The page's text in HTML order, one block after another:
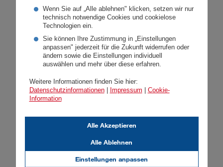
Wenn Sie auf „Alle ablehnen" klicken, setzen wir nur
technisch notwendige Cookies und cookielose
Technologien ein.
Sie können Ihre Zustimmung in „Einstellungen
anpassen" jederzeit für die Zukunft widerrufen oder
ändern sowie die Einstellungen individuell
auswählen und mehr über diese erfahren.
Weitere Informationen finden Sie hier:
Datenschutzinformationen| Impressum
Cookie-
Information
Einstellungen anpassen
Alle Ablehnen
Alle Akzeptieren
DONAUBrokerline steht
unabhängigen Versicherungsvermittlern
als Servicegesellschaft derDONAUzur
Verfügung und bietet
optimales Service und
Verkaufsunterstützung
Fortbildung in derDONAU
innovative und
kundengerechteProdukte